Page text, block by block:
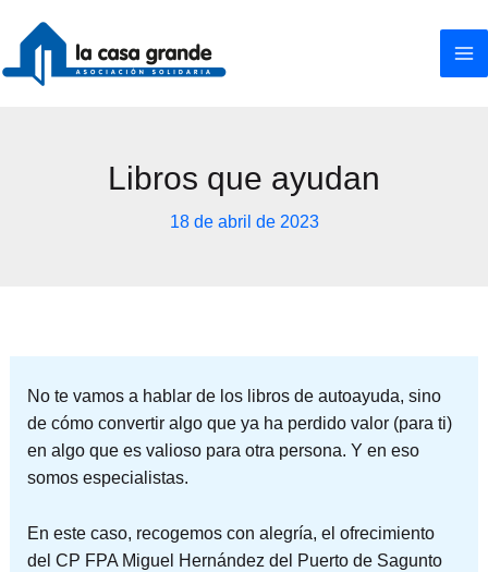
contenido
Libros que ayudan
18 de abril de 2023
No te vamos a hablar de los libros de autoayuda, sino
de cómo convertir algo que ya ha perdido valor (para ti)
en algo que es valioso para otra persona. Y en eso
somos especialistas.
En este caso, recogemos con alegría, el ofrecimiento
del CP FPA Miguel Hernández del Puerto de Sagunto